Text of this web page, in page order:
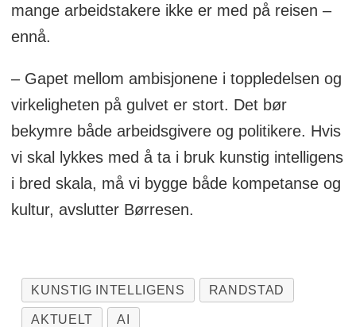
mange arbeidstakere ikke er med på reisen –
ennå.
– Gapet mellom ambisjonene i toppledelsen og
virkeligheten på gulvet er stort. Det bør
bekymre både arbeidsgivere og politikere. Hvis
vi skal lykkes med å ta i bruk kunstig intelligens
i bred skala, må vi bygge både kompetanse og
kultur, avslutter Børresen.
KUNSTIG INTELLIGENS RANDSTAD
AKTUELT AI